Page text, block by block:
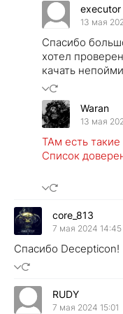
executor
13 мая
Спасибо
хотел
качать
Waran
13 мая
ТАм есть такие
Список
core_813
7 мая 2024 14:45
Спасибо Decepticon!
RUDY
7 мая 2024 15:01